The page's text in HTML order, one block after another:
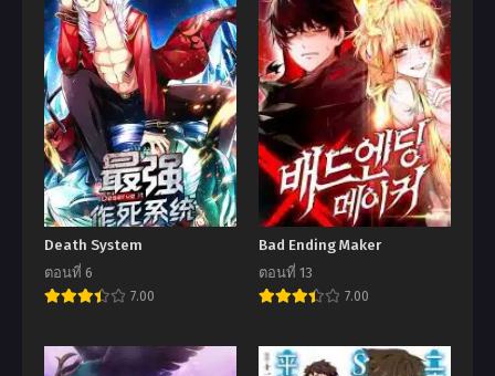
Death System
ตอนที่ 6
7.00
Bad Ending Maker
ตอนที่ 13
7.00